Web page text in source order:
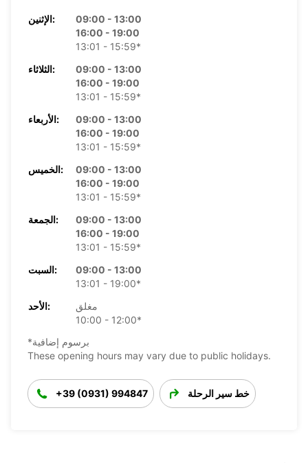
الإثنين:
09:00 - 13:00
16:00 - 19:00
13:01 - 15:59*
الثلاثاء:
09:00 - 13:00
16:00 - 19:00
13:01 - 15:59*
الأربعاء:
09:00 - 13:00
16:00 - 19:00
13:01 - 15:59*
الخميس:
09:00 - 13:00
16:00 - 19:00
13:01 - 15:59*
الجمعة:
09:00 - 13:00
16:00 - 19:00
13:01 - 15:59*
السبت:
09:00 - 13:00
13:01 - 19:00*
الأحد:
مغلق
10:00 - 12:00*
*برسوم إضافية
These opening hours may vary due to public holidays.
+39 (0931) 994847 خط سير الرحلة